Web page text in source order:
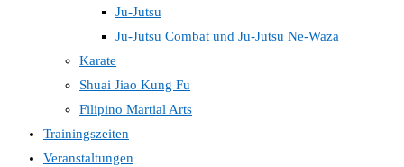
Ju-Jutsu
Ju-Jutsu Combat und Ju-Jutsu Ne-Waza
Karate
Shuai Jiao Kung Fu
Filipino Martial Arts
Trainingszeiten
Veranstaltungen